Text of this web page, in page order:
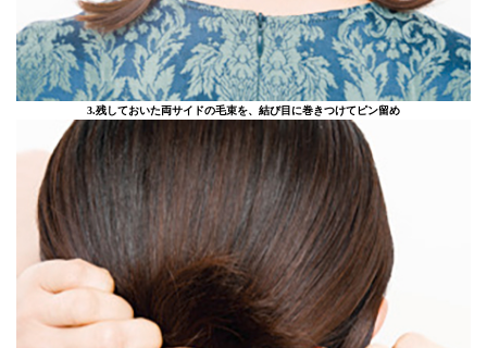
3.残しておいた両サイドの毛束を、結び目に巻きつけてピン留め